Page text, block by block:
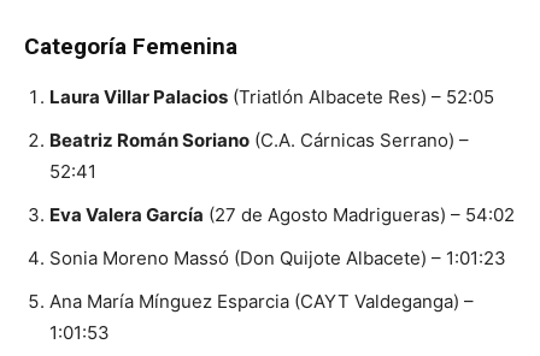
Categoría Femenina
Laura Villar Palacios (Triatlón Albacete Res) – 52:05
Beatriz Román Soriano (C.A. Cárnicas Serrano) –
52:41
Eva Valera García (27 de Agosto Madrigueras) – 54:02
Sonia Moreno Massó (Don Quijote Albacete) – 1:01:23
Ana María Mínguez Esparcia (CAYT Valdeganga) –
1:01:53